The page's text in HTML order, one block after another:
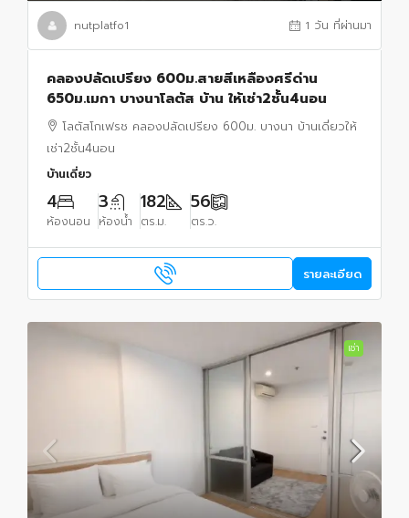
nutplatfo1 1 วัน ที่ผ่านมา
คลองปลัดเปรียง 600ม.สายสีเหลืองศรีด่าน
650ม.เมกา บางนาโลตัส บ้าน ให้เช่า2ชั้น4นอน
โลตัสโกเฟรช คลองปลัดเปรียง 600ม. บางนา บ้านเดี่ยวให้
เช่า2ชั้น4นอน
บ้านเดี่ยว
4
ห้องนอน
3
ห้องน้ำ
182
ตร.ม.
56
ตร.ว.
รายละเอียด
เช่า